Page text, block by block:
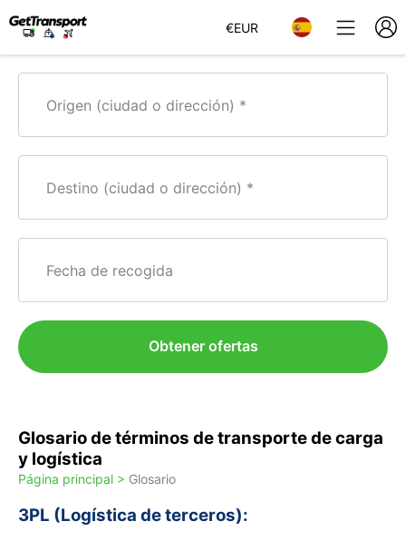
€EUR
Origen (ciudad o dirección)
Destino (ciudad o dirección)
Fecha de recogida
Obtener ofertas
Glosario de términos de transporte de carga
y logística
Página principal > Glosario
3PL (Logística de terceros):